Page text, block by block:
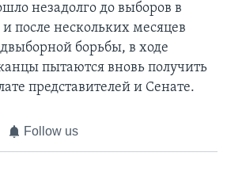
незадолго до выборов в
после нескольких месяцев
борьбы, в ходе
пытаются вновь получить
представителей и Сенате.
Follow us